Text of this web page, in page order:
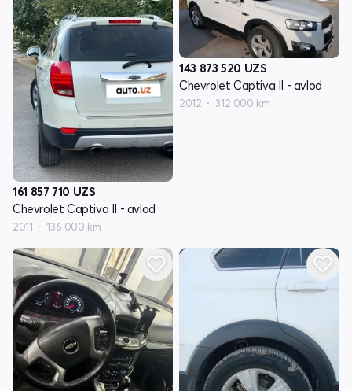
161 857 710 UZS
Chevrolet Captiva II - avlod
2011 136 000 km
143 873 520 UZS
Chevrolet Captiva II - avlod
2012 312 000 km